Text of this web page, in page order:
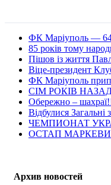
ФК Маріуполь — 64
85 років тому
Пішов із життя
Віце-президент
ФК Маріуполь
СІМ РОКІВ
Обережно –
Відбулися
ЧЕМПИОНАТ
ОСТАП
Архив новостей